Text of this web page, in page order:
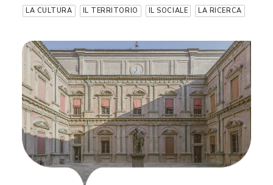
LA CULTURA IL TERRITORIO IL SOCIALE LA RICERCA